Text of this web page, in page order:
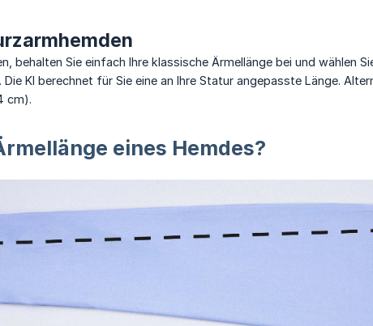
behalten Sie einfach Ihre klassische Ärmellänge bei und wählen
KI berechnet für Sie eine an Ihre Statur angepasste Länge.
cm).
eines Hemdes?